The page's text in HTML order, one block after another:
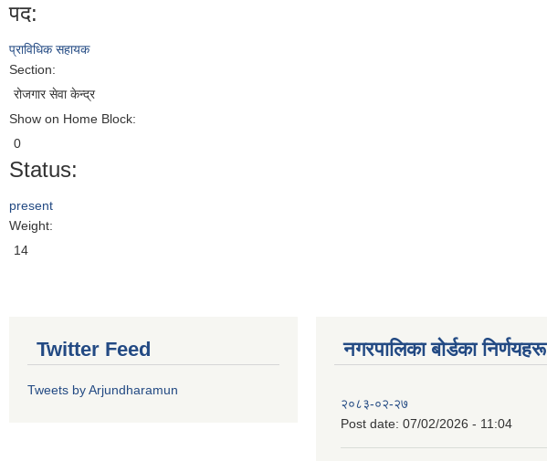
पद:
प्राविधिक सहायक
Section:
रोजगार सेवा केन्द्र
Show on Home Block:
0
Status:
present
Weight:
14
Twitter Feed
Tweets by Arjundharamun
नगरपालिका बाेर्डका निर्णयहरू
२०८३-०२-२७
Post date: 07/02/2026 - 11:04